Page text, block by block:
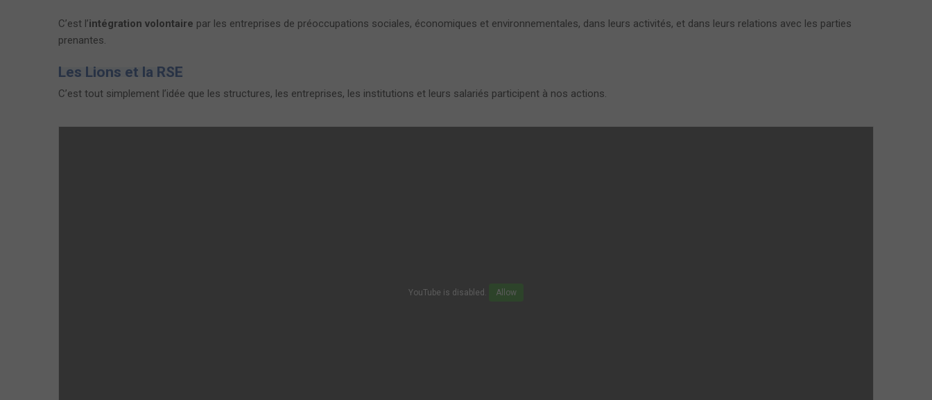
C’est l’intégration volontaire par les entreprises de préoccupations sociales, économiques et environnementales, dans leurs activités, et dans leurs relations avec les parties
prenantes.
Les Lions et la RSE
C’est tout simplement l’idée que les structures, les entreprises, les institutions et leurs salariés participent à nos actions.
YouTube is disabled. Allow